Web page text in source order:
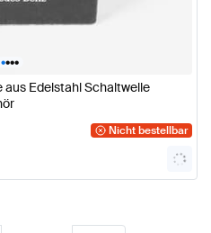
••••
Edelstahl Schaltwelle
Nicht bestellbar